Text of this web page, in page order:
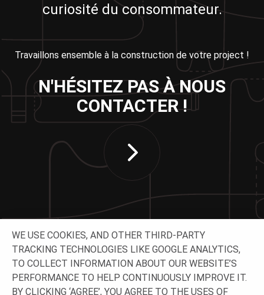
curiosité du consommateur.
Travaillons ensemble à la construction de votre project !
N'HÉSITEZ PAS À NOUS
CONTACTER !
WE USE COOKIES, AND OTHER THIRD-PARTY
TRACKING TECHNOLOGIES LIKE GOOGLE ANALYTICS,
TO COLLECT INFORMATION ABOUT OUR WEBSITE’S
PERFORMANCE TO HELP CONTINUOUSLY IMPROVE IT.
BY CLICKING ‘AGREE’, YOU AGREE TO THE USES OF